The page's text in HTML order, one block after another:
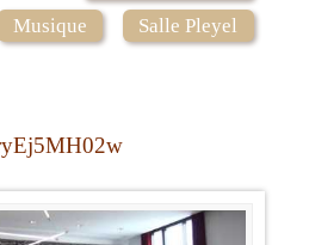
Salle Pleyel
Musique